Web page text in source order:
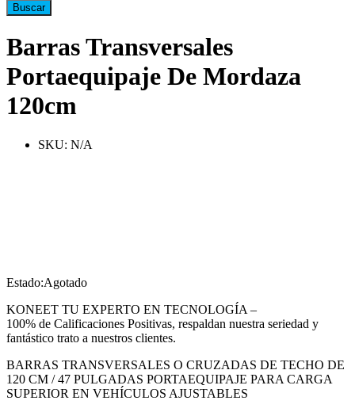
Buscar
Barras Transversales
Portaequipaje De Mordaza
120cm
SKU: N/A
Estado:Agotado
KONEET TU EXPERTO EN TECNOLOGÍA –
100% de Calificaciones Positivas, respaldan nuestra seriedad y
fantástico trato a nuestros clientes.
BARRAS TRANSVERSALES O CRUZADAS DE TECHO DE
120 CM / 47 PULGADAS PORTAEQUIPAJE PARA CARGA
SUPERIOR EN VEHÍCULOS AJUSTABLES